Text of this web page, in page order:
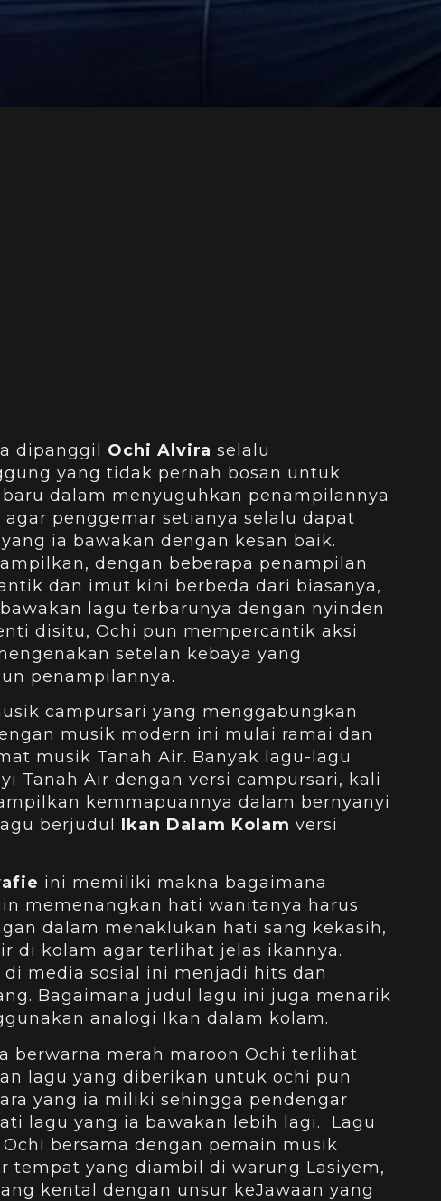
dipanggil Ochi Alvira selalu
yang tidak pernah bosan untuk
dalam menyuguhkan penampilannya
penggemar setianya selalu dapat
ia bawakan dengan kesan baik.
dengan beberapa penampilan
dan imut kini berbeda dari biasanya,
lagu terbarunya dengan nyinden
disitu, Ochi pun mempercantik aksi
setelan kebaya yang
penampilannya.
campursari yang menggabungkan
musik modern ini mulai ramai dan
musik Tanah Air. Banyak lagu-lagu
Tanah Air dengan versi campursari, kali
kemmapuannya dalam bernyanyi
berjudul Ikan Dalam Kolam versi
ini memiliki makna bagaimana
memenangkan hati wanitanya harus
dalam menaklukan hati sang kekasih,
di kolam agar terlihat jelas ikannya.
media sosial ini menjadi hits dan
Bagaimana judul lagu ini juga menarik
analogi Ikan dalam kolam.
berwarna merah maroon Ochi terlihat
lagu yang diberikan untuk ochi pun
yang ia miliki sehingga pendengar
lagu yang ia bawakan lebih lagi. Lagu
bersama dengan pemain musik
tempat yang diambil di warung Lasiyem,
kental dengan unsur keJawaan yang